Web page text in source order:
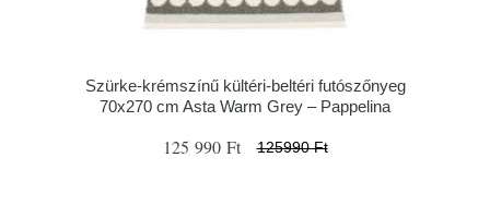
Szürke-krémszínű kültéri-beltéri futószőnyeg
70x270 cm Asta Warm Grey – Pappelina
125 990 Ft 125990 Ft